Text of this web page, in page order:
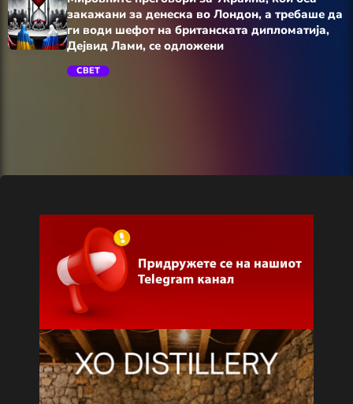
закажани за денеска во Лондон, а требаше да
ги води шефот на британската дипломатија,
Дејвид Лами, се одложени
СВЕТ